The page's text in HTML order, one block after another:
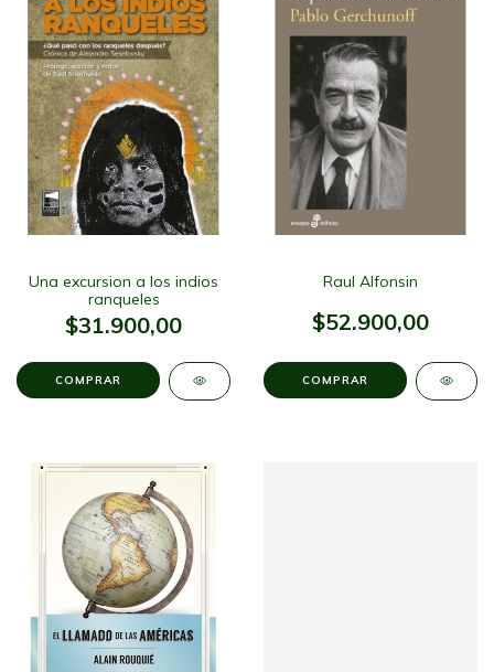
Una excursion a los indios
ranqueles
$31.900,00
Raul Alfonsin
$52.900,00